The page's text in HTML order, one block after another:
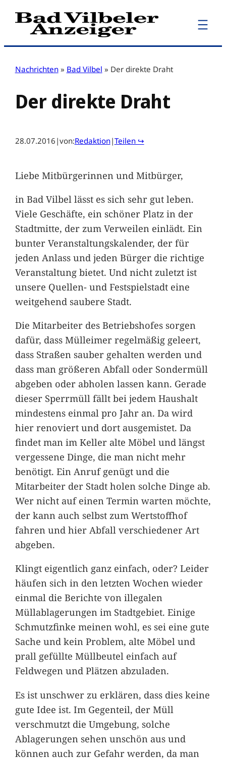
Zum
Inhalt
Nachrichten » Bad Vilbel » Der direkte Draht
Der direkte Draht
28.07.2016 |von:Redaktion|Teilen ↪
Liebe Mitbürgerinnen und Mitbürger,
in Bad Vilbel lässt es sich sehr gut leben.
Viele Geschäfte, ein schöner Platz in der
Stadtmitte, der zum Verweilen einlädt. Ein
bunter Veranstaltungskalender, der für
jeden Anlass und jeden Bürger die richtige
Veranstaltung bietet. Und nicht zuletzt ist
unsere Quellen- und Festspielstadt eine
weitgehend saubere Stadt.
Die Mitarbeiter des Betriebshofes sorgen
dafür, dass Mülleimer regelmäßig geleert,
dass Straßen sauber gehalten werden und
dass man größeren Abfall oder Sondermüll
abgeben oder abholen lassen kann. Gerade
dieser Sperrmüll fällt bei jedem Haushalt
mindestens einmal pro Jahr an. Da wird
hier renoviert und dort ausgemistet. Da
findet man im Keller alte Möbel und längst
vergessene Dinge, die man nicht mehr
benötigt. Ein Anruf genügt und die
Mitarbeiter der Stadt holen solche Dinge ab.
Wer nicht auf einen Termin warten möchte,
der kann auch selbst zum Wertstoffhof
fahren und hier Abfall verschiedener Art
abgeben.
Klingt eigentlich ganz einfach, oder? Leider
häufen sich in den letzten Wochen wieder
einmal die Berichte von illegalen
Müllablagerungen im Stadtgebiet. Einige
Schmutzfinke meinen wohl, es sei eine gute
Sache und kein Problem, alte Möbel und
prall gefüllte Müllbeutel einfach auf
Feldwegen und Plätzen abzuladen.
Es ist unschwer zu erklären, dass dies keine
gute Idee ist. Im Gegenteil, der Müll
verschmutzt die Umgebung, solche
Ablagerungen sehen unschön aus und
können auch zur Gefahr werden, da man